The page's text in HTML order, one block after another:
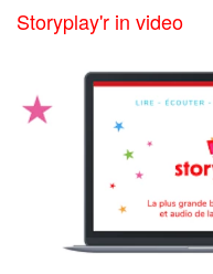
Storyplay'r in video